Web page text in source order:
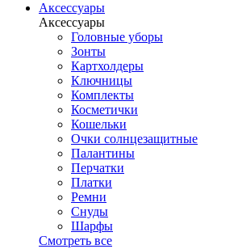
Аксессуары
Аксессуары
Головные уборы
Зонты
Картхолдеры
Ключницы
Комплекты
Косметички
Кошельки
Очки солнцезащитные
Палантины
Перчатки
Платки
Ремни
Снуды
Шарфы
Смотреть все